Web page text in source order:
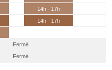
14h - 17h
14h - 17h
Fermé
Fermé